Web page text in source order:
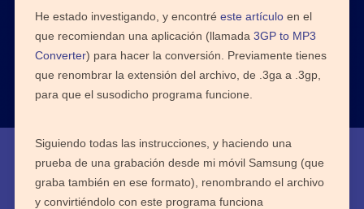
He estado investigando, y encontré este artículoen el
que recomiendan una aplicación (llamada 3GP to MP3
Converter) para hacer la conversión. Previamente tienes
que renombrar la extensión del archivo, de .3ga a .3gp,
para que el susodicho programa funcione.
Siguiendo todas las instrucciones, y haciendo una
prueba de una grabación desde mi móvil Samsung (que
graba también en ese formato), renombrando el archivo
y convirtiéndolo con este programa funciona